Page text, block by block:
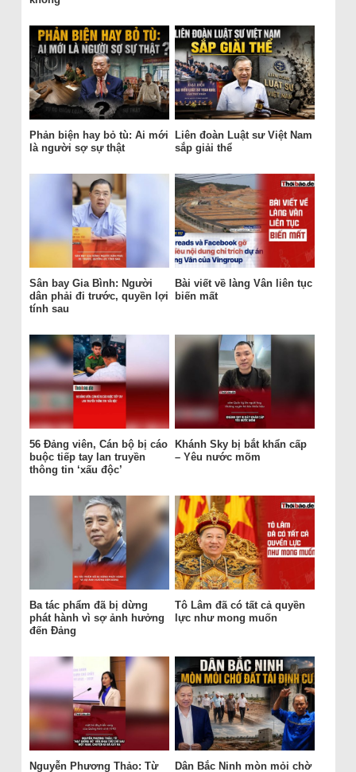
Phản biện hay bỏ tù: Ai mới
là người sợ sự thật
Liên đoàn Luật sư Việt Nam
sắp giải thể
Sân bay Gia Bình: Người
dân phải đi trước, quyền lợi
tính sau
Bài viết về làng Vân liên tục
biến mất
56 Đảng viên, Cán bộ bị cáo
buộc tiếp tay lan truyền
thông tin ‘xấu độc’
Khánh Sky bị bắt khẩn cấp
– Yêu nước mõm
Ba tác phẩm đã bị dừng
phát hành vì sợ ảnh hưởng
đến Đảng
Tô Lâm đã có tất cả quyền
lực như mong muốn
Nguyễn Phương Thảo: Từ Dân Bắc Ninh mòn mỏi chờ